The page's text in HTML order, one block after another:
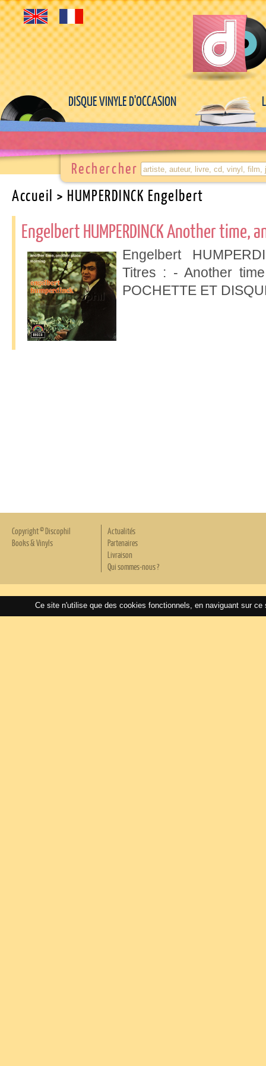
DISQUE VINYLE D'OCCASION
Rechercher
Accueil > HUMPERDINCK Engelbert
Engelbert HUMPERDINCK Another time,
Engelbert
Titres : - Another
POCHETTE ET
Copyright © Discophil
Books & Vinyls
Actualités
Partenaires
Livraison
Qui sommes-nous ?
Ce site n'utilise que des cookies fonctionnels, en naviguant sur